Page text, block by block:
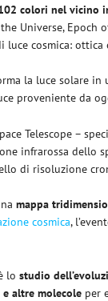
colori nel vicino
Universe, Epoch
cosmica: ottica
la luce solare
proveniente da
Telescope –
infrarossa dello
di risoluzione
mappa
cosmica,
lostudio
altre molecole per